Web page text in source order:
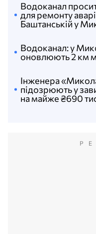
Інженера
підозрюють у
на майже ₴690
Водоканал: у
оновлюють 2 км
Водоканал
для ремонту
Баштанській у